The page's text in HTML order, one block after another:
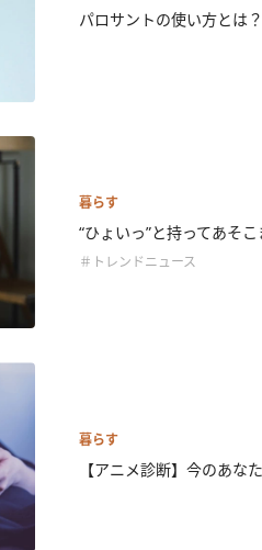
パロサントの使い方とは
暮らす
“ひょいっ”と持ってあそ
＃トレンドニュース
暮らす
【アニメ診断】今のあな